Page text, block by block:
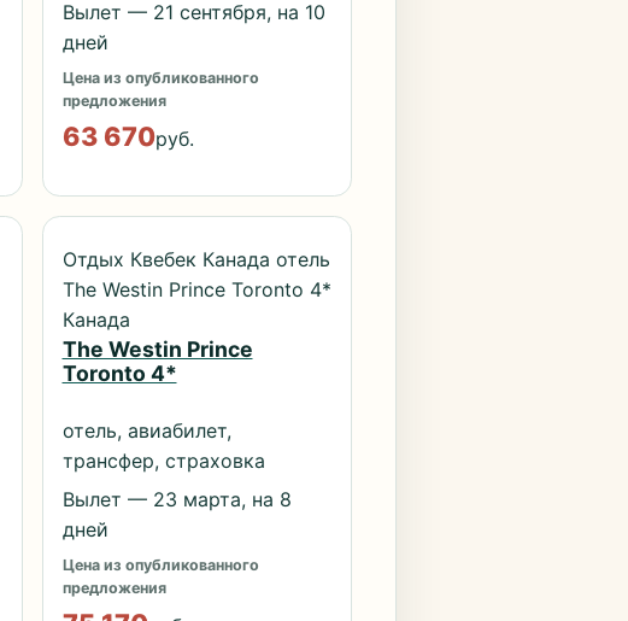
Вылет — 21 сентября, на 10
дней
Цена из опубликованного
предложения
63 670руб.
Отдых Квебек Канада отель
The Westin Prince Toronto 4*
Канада
The Westin Prince
Toronto 4*
отель, авиабилет,
трансфер, страховка
Вылет — 23 марта, на 8
дней
Цена из опубликованного
предложения